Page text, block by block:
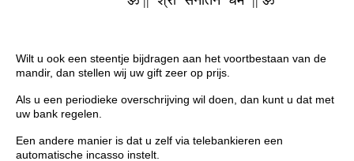
Wilt u ook een steentje bijdragen aan het voortbestaan van de
mandir, dan stellen wij uw gift zeer op prijs.
Als u een periodieke overschrijving wil doen, dan kunt u dat met
uw bank regelen.
Een andere manier is dat u zelf via telebankieren een
automatische incasso instelt.